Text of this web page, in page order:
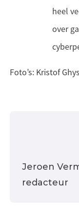
heel
over
Foto’s: Kristof
Jeroen
redacteur